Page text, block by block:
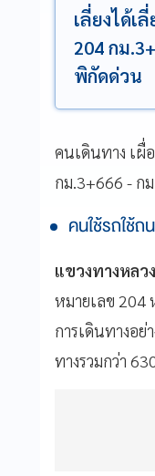
เลี่ยงได้เ
204 กม
พิกัดด่วน
คนเดินทาง เผื่
กม.3+666 - ก
คนใช้รถใช้
แขวงทางหลว
หมายเลข 204
การเดินทางอย่
ทางรวมกว่า